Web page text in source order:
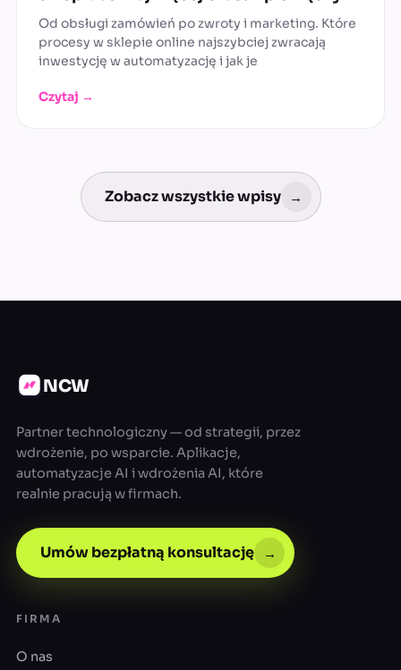
Od obsługi zamówień po zwroty i marketing. Które
procesy w sklepie online najszybciej zwracają
inwestycję w automatyzację i jak je
Czytaj →
Zobacz wszystkie wpisy →
NCW
Partner technologiczny — od strategii, przez
wdrożenie, po wsparcie. Aplikacje,
automatyzacje AI i wdrożenia AI, które
realnie pracują w firmach.
Umów bezpłatną konsultację →
FIRMA
O nas